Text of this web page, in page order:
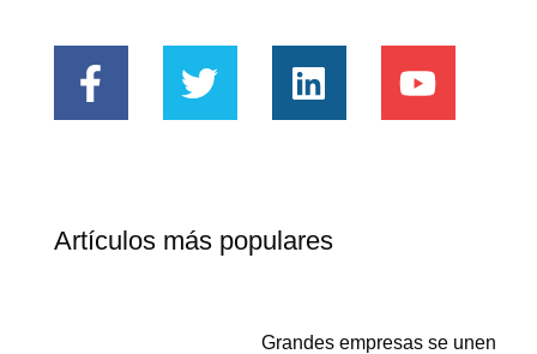
Artículos más populares
Grandes empresas se unen